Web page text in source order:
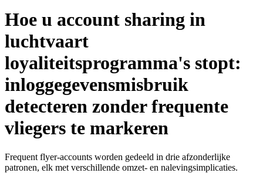
Hoe u account sharing in
luchtvaart
loyaliteitsprogramma's stopt:
inloggegevensmisbruik
detecteren zonder frequente
vliegers te markeren
Frequent flyer-accounts worden gedeeld in drie afzonderlijke
patronen, elk met verschillende omzet- en nalevingsimplicaties.